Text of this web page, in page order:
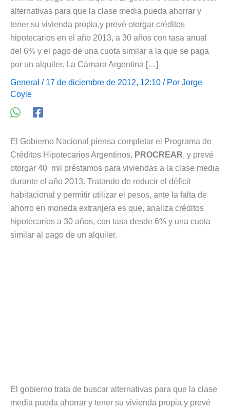
alternativas para que la clase media pueda ahorrar y
tener su vivienda propia,y prevé otorgar créditos
hipotecarios en el año 2013, a 30 años con tasa anual
del 6% y el pago de una cuota similar a la que se paga
por un alquiler. La Cámara Argentina […]
General / 17 de diciembre de 2012, 12:10 / Por Jorge
Coyle
El Gobierno Nacional piensa completar el Programa de
Créditos Hipotecarios Argentinos, PROCREAR, y prevé
otorgar 40 mil préstamos para viviendas a la clase media
durante el año 2013. Tratando de reducir el déficit
habitacional y permitir utilizar el pesos, ante la falta de
ahorro en moneda extranjera es que, analiza créditos
hipotecarios a 30 años, con tasa desde 6% y una cuota
similar al pago de un alquiler.
El gobierno trata de buscar alternativas para que la clase
media pueda ahorrar y tener su vivienda propia,y prevé